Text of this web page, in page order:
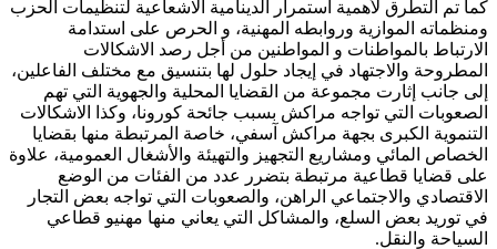
كما تم التطرق لأهمية استمرار الدينامية الاشعاعية لتنظيمات الحزب
ومنظماته الموازية وروابطه المهنية، و الحرص على استدامة
الارتباط بالمواطنات و المواطنين من أجل رصد الاشكالات
المطروحة والاجتهاد في إيجاد حلول لها بتنسيق مع مختلف الفاعلين،
إلى جانب إثارت مجموعة من القضايا المحلية والجهوية التي تهم
الصعوبات التي تواجه مراكش بسبب جائحة كورونا، وكذا الاشكالات
التنموية الكبرى بجهة مراكش آسفي، خاصة المرتبطة منها بقضايا
الخصاص المائي ومشاريع التجهيز والتهيئة والأشغال العمومية، علاوة
على قضايا قطاعية مرتبطة بتضرر عدد من الفئات من الوضع
الاقتصادي والاجتماعي الراهن، والصعوبات التي تواجه بعض التجار
في توريد بعض السلع، والمشاكل التي يعاني منها مهنيو قطاعي
السياحة والنقل.